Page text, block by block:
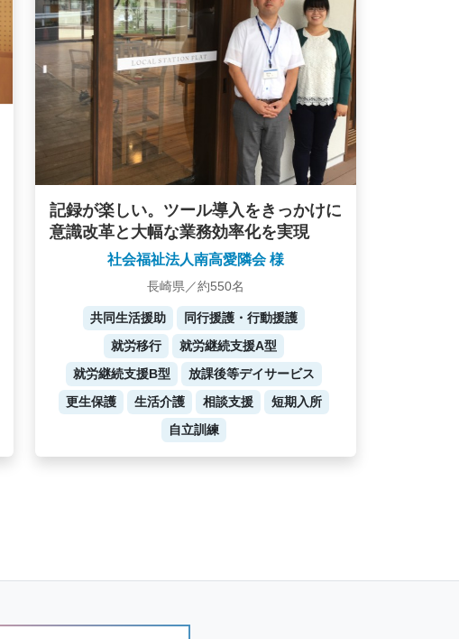
記録が楽しい。ツール導入をきっかけに
意識改革と大幅な業務効率化を実現
社会福祉法人南高愛隣会 様
長崎県／約550名
共同生活援助
同行援護・行動援護
就労移行
就労継続支援A型
就労継続支援B型
放課後等デイサービス
更生保護
生活介護 相談支援
短期入所
自立訓練